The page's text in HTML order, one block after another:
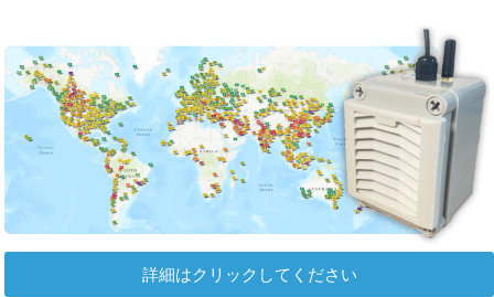
詳細はクリックしてください